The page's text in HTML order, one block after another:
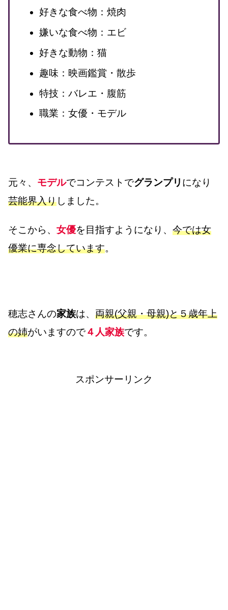
好きな食べ物：焼肉
嫌いな食べ物：エビ
好きな動物：猫
趣味：映画鑑賞・散歩
特技：バレエ・腹筋
職業：女優・モデル
元々、 モデルでコンテストでグランプリ になり
芸能界入りしました。
そこから、 女優を目指すようになり、 今では女
優業に専念しています。
穂志さんの家族は、 両親(父親・母親)と５歳年上
の姉がいますので４人家族です。
スポンサーリンク